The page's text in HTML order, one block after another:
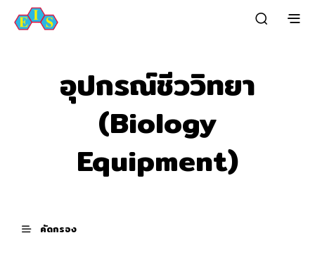
อุปกรณ์ชีววิทยา
(Biology
Equipment)
คัดกรอง